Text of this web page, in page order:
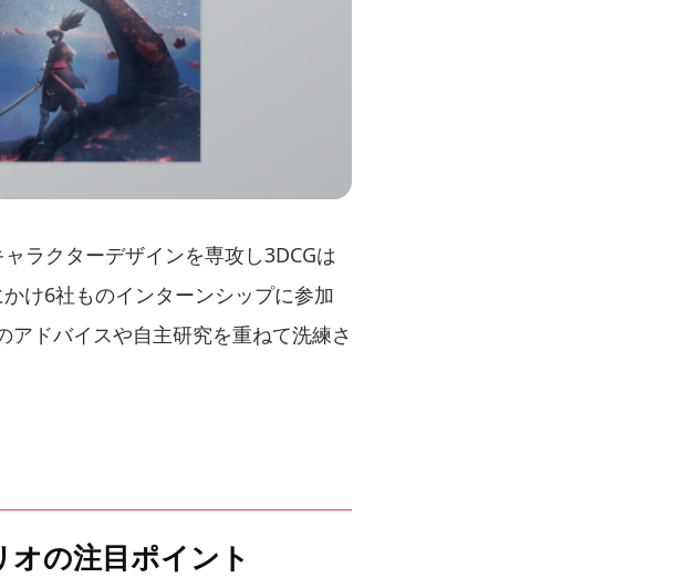
ラクターデザインを専攻し3DCGは
け6社ものインターンシップに参加
アドバイスや自主研究を重ねて洗練さ
の注目ポイント